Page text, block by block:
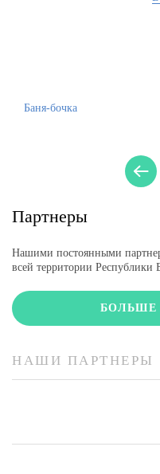
Баня-бочка
Партнеры
Нашими постоянными
всей территории Республики
НАШИ ПАРТНЕРЫ